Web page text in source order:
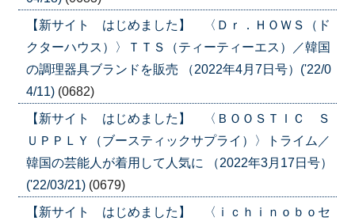
【新サイト はじめました】 〈Ｄｒ．ＨＯＷＳ（ド
クターハウス）〉ＴＴＳ（ティーティーエス）／韓国
の調理器具ブランドを販売 （2022年4月7日号）('22/0
4/11) (0682)
【新サイト はじめました】 〈ＢＯＯＳＴＩＣ Ｓ
ＵＰＰＬＹ（ブースティックサプライ）〉トライム／
韓国の芸能人が着用して人気に （2022年3月17日号）
('22/03/21) (0679)
【新サイト はじめました】 〈ｉｃｈｉｎｏｂｏセ